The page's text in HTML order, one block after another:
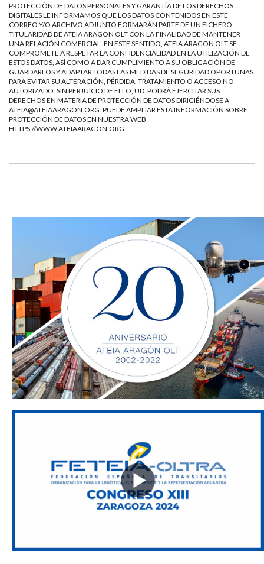
PROTECCIÓN DE DATOS PERSONALES Y GARANTÍA DE LOS DERECHOS
DIGITALES LE INFORMAMOS QUE LOS DATOS CONTENIDOS EN ESTE
CORREO Y/O ARCHIVO ADJUNTO FORMARÁN PARTE DE UN FICHERO
TITULARIDAD DE ATEIA ARAGON OLT CON LA FINALIDAD DE MANTENER
UNA RELACIÓN COMERCIAL. EN ESTE SENTIDO, ATEIA ARAGON OLT SE
COMPROMETE A RESPETAR LA CONFIDENCIALIDAD EN LA UTILIZACIÓN DE
ESTOS DATOS, ASÍ COMO A DAR CUMPLIMIENTO A SU OBLIGACIÓN DE
GUARDARLOS Y ADAPTAR TODAS LAS MEDIDAS DE SEGURIDAD OPORTUNAS
PARA EVITAR SU ALTERACIÓN, PÉRDIDA, TRATAMIENTO O ACCESO NO
AUTORIZADO. SIN PERJUICIO DE ELLO, UD. PODRÁ EJERCITAR SUS
DERECHOS EN MATERIA DE PROTECCIÓN DE DATOS DIRIGIÉNDOSE A
ATEIA@ATEIAARAGON.ORG. PUEDE AMPLIAR ESTA INFORMACIÓN SOBRE
PROTECCIÓN DE DATOS EN NUESTRA WEB
HTTPS://WWW.ATEIAARAGON.ORG